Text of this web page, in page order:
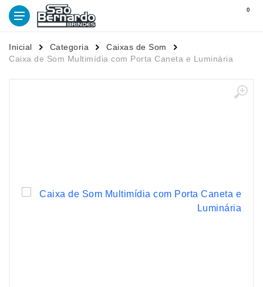
0
Inicial Categoria
Caixas de Som
Caixa de Som Multimídia com Porta Caneta e Luminária